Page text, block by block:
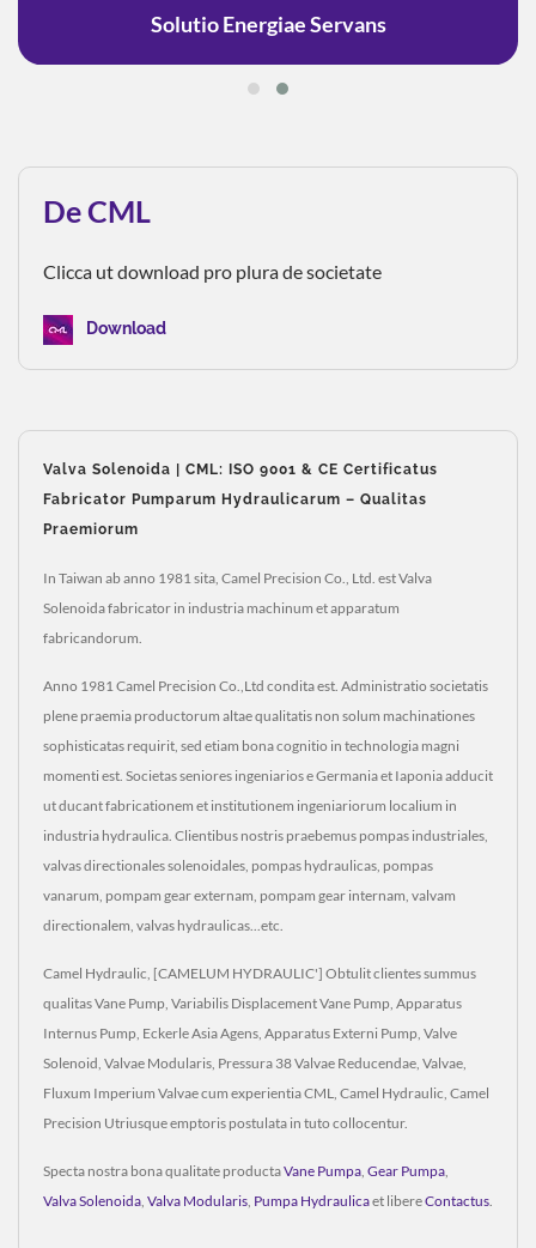
Solutio Energiae Servans
De CML
Clicca ut download pro plura de societate
Download
Valva Solenoida | CML: ISO 9001 & CE Certificatus
Fabricator Pumparum Hydraulicarum – Qualitas
Praemiorum
In Taiwan ab anno 1981 sita, Camel Precision Co., Ltd. est Valva
Solenoida fabricator in industria machinum et apparatum
fabricandorum.
Anno 1981 Camel Precision Co.,Ltd condita est. Administratio societatis
plene praemia productorum altae qualitatis non solum machinationes
sophisticatas requirit, sed etiam bona cognitio in technologia magni
momenti est. Societas seniores ingeniarios e Germania et Iaponia adducit
ut ducant fabricationem et institutionem ingeniariorum localium in
industria hydraulica. Clientibus nostris praebemus pompas industriales,
valvas directionales solenoidales, pompas hydraulicas, pompas
vanarum, pompam gear externam, pompam gear internam, valvam
directionalem, valvas hydraulicas...etc.
Camel Hydraulic, [CAMELUM HYDRAULIC'] Obtulit clientes summus
qualitas Vane Pump, Variabilis Displacement Vane Pump, Apparatus
Internus Pump, Eckerle Asia Agens, Apparatus Externi Pump, Valve
Solenoid, Valvae Modularis, Pressura 38 Valvae Reducendae, Valvae,
Fluxum Imperium Valvae cum experientia CML, Camel Hydraulic, Camel
Precision Utriusque emptoris postulata in tuto collocentur.
Specta nostra bona qualitate productaVane Pumpa, Gear Pumpa,
Valva Solenoida, Valva Modularis, Pumpa Hydraulicaet libereContactus.